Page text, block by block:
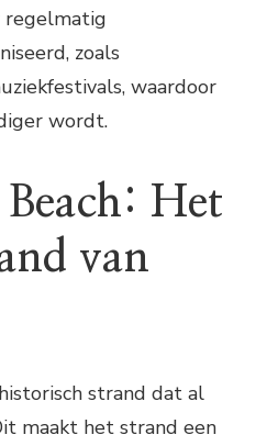
regelmatig
zoals
waardoor
wordt.
Beach: Het
van
strand dat al
maakt het strand een